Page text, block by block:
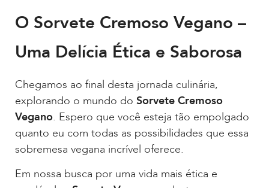
O Sorvete Cremoso Vegano –
Uma Delícia Ética e Saborosa
Chegamos ao final desta jornada culinária,
explorando o mundo do Sorvete Cremoso
Vegano. Espero que você esteja tão empolgado
quanto eu com todas as possibilidades que essa
sobremesa vegana incrível oferece.
Em nossa busca por uma vida mais ética e